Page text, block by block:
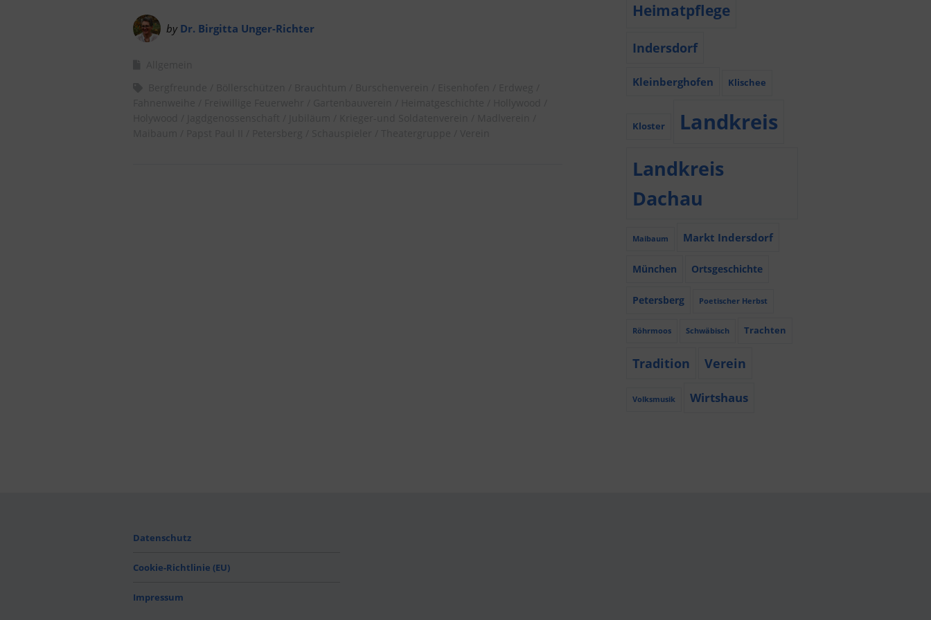
by Dr. Birgitta Unger-Richter
Heimatpflege
Indersdorf
Kleinberghofen Klischee
Kloster Landkreis
Landkreis
Dachau
Maibaum Markt Indersdorf
München Ortsgeschichte
Petersberg Poetischer Herbst
Röhrmoos Schwäbisch Trachten
Tradition Verein
Volksmusik Wirtshaus
Datenschutz
Cookie-Richtlinie (EU)
Impressum